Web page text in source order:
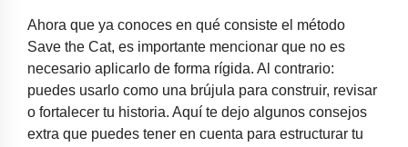
Ahora que ya conoces en qué consiste el método
Save the Cat, es importante mencionar que no es
necesario aplicarlo de forma rígida. Al contrario:
puedes usarlo como una brújula para construir, revisar
o fortalecer tu historia. Aquí te dejo algunos consejos
extra que puedes tener en cuenta para estructurar tu